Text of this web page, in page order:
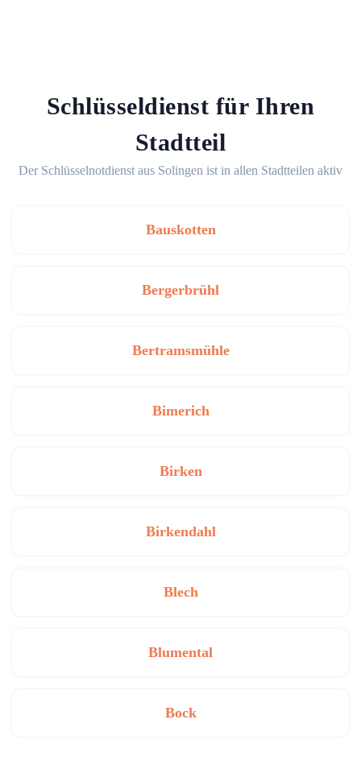
Schlüsseldienst für Ihren
Stadtteil
Der Schlüsselnotdienst aus Solingen ist in allen Stadtteilen aktiv
Bauskotten
Bergerbrühl
Bertramsmühle
Bimerich
Birken
Birkendahl
Blech
Blumental
Bock